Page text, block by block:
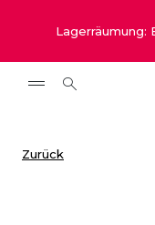
Lagerräumung:
Zurück